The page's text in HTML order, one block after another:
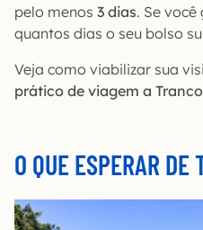
pelo menos 3 dias. Se
quantos dias o seu bolso
Veja como viabilizar sua
prático de viagem a
O QUE ESPERAR DE